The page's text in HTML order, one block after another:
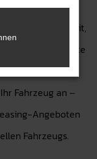
mit
uns die Zeit,
Ihnen, das perfekte
wir Ihnen
Fahrzeug an –
Angeboten
Fahrzeugs.